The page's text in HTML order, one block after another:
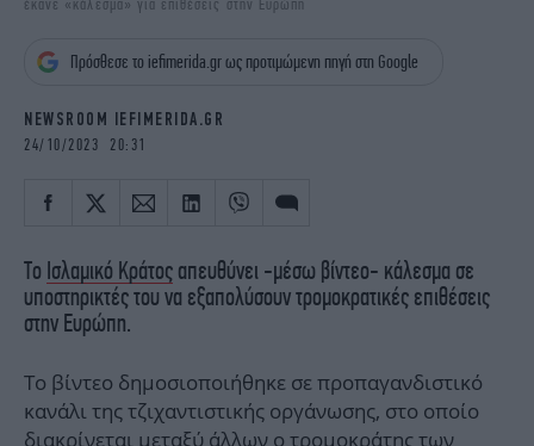
iBOOKS
OSCARS
NEWSLETTER
έκανε «κάλεσμα» για επιθέσεις στην Ευρώπη
Πρόσθεσε το iefimerida.gr ως προτιμώμενη πηγή στη Google
NEWSROOM IEFIMERIDA.GR
24/10/2023 20:31
Το Ισλαμικό Κράτος απευθύνει -μέσω βίντεο- κάλεσμα σε
υποστηρικτές του να εξαπολύσουν τρομοκρατικές επιθέσεις
στην Ευρώπη.
Το βίντεο δημοσιοποιήθηκε σε προπαγανδιστικό
κανάλι της τζιχαντιστικής οργάνωσης, στο οποίο
διακρίνεται μεταξύ άλλων ο τρομοκράτης των